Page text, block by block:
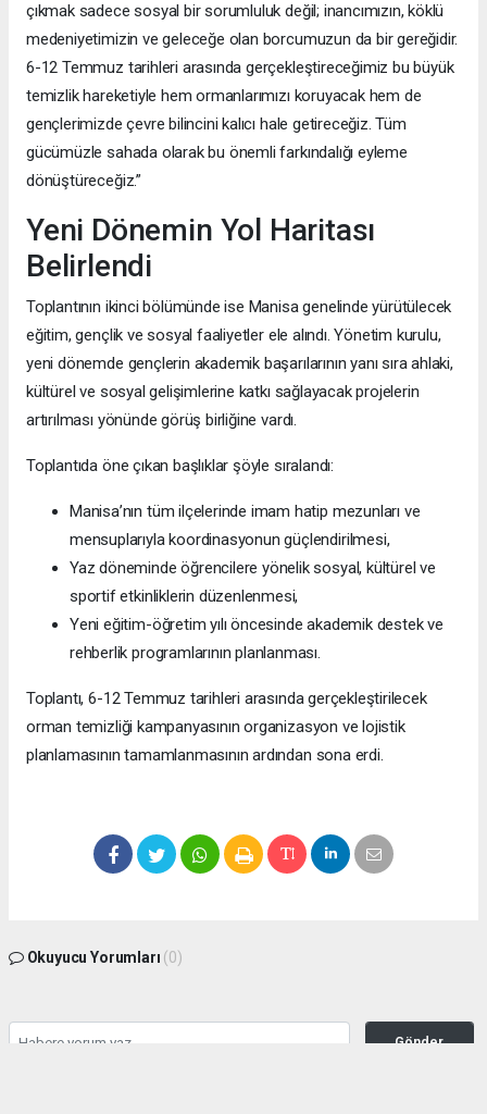
çıkmak sadece sosyal bir sorumluluk değil; inancımızın, köklü
medeniyetimizin ve geleceğe olan borcumuzun da bir gereğidir.
6-12 Temmuz tarihleri arasında gerçekleştireceğimiz bu büyük
temizlik hareketiyle hem ormanlarımızı koruyacak hem de
gençlerimizde çevre bilincini kalıcı hale getireceğiz. Tüm
gücümüzle sahada olarak bu önemli farkındalığı eyleme
dönüştüreceğiz.”
Yeni Dönemin Yol Haritası
Belirlendi
Toplantının ikinci bölümünde ise Manisa genelinde yürütülecek
eğitim, gençlik ve sosyal faaliyetler ele alındı. Yönetim kurulu,
yeni dönemde gençlerin akademik başarılarının yanı sıra ahlaki,
kültürel ve sosyal gelişimlerine katkı sağlayacak projelerin
artırılması yönünde görüş birliğine vardı.
Toplantıda öne çıkan başlıklar şöyle sıralandı:
Manisa’nın tüm ilçelerinde imam hatip mezunları ve
mensuplarıyla koordinasyonun güçlendirilmesi,
Yaz döneminde öğrencilere yönelik sosyal, kültürel ve
sportif etkinliklerin düzenlenmesi,
Yeni eğitim-öğretim yılı öncesinde akademik destek ve
rehberlik programlarının planlanması.
Toplantı, 6-12 Temmuz tarihleri arasında gerçekleştirilecek
orman temizliği kampanyasının organizasyon ve lojistik
planlamasının tamamlanmasının ardından sona erdi.
Okuyucu Yorumları (0)
Gönder